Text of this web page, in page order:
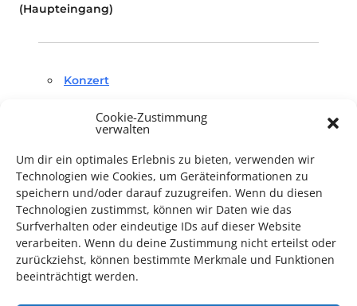
Cookie-Zustimmung
verwalten
Um dir ein optimales Erlebnis zu bieten, verwenden wir
Technologien wie Cookies, um Geräteinformationen zu
speichern und/oder darauf zuzugreifen. Wenn du diesen
Technologien zustimmst, können wir Daten wie das
Surfverhalten oder eindeutige IDs auf dieser Website
verarbeiten. Wenn du deine Zustimmung nicht erteilst oder
zurückziehst, können bestimmte Merkmale und Funktionen
beeinträchtigt werden.
(Haupteingang)
Konzert
TECHNIK SUPPORT GESUCHT!
Das Kulturparkett freut sich stets über
ehrenamtliche
Mithilfe im Bereich Technik. Sie haben Interesse? Dann
melden Sie sich unter